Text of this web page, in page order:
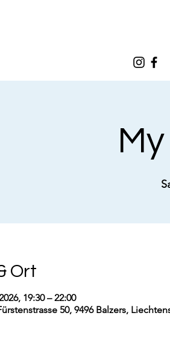
Ort
19:30 – 22:00
50, 9496 Balzers,